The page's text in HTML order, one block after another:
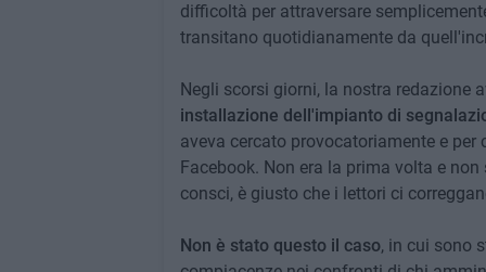
difficoltà per attraversare
transitano quotidianamente da
Negli scorsi giorni, la nostra redazione
installazione dell'impianto di
aveva cercato provocatoriamente e
Facebook. Non era la prima volta e
consci, è giusto che i lettori ci
Non è stato questo il caso, in cui sono